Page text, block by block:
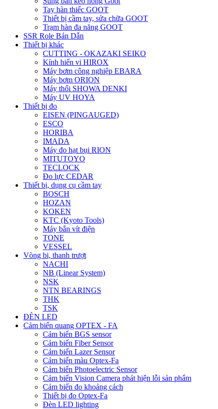
Tay hàn thiếc GOOT
Thiết bị cầm tay, sửa chữa GOOT
Trạm hàn đa năng GOOT
SSR Role Bán Dẫn
Thiết bị khác
CUTTING - OKAZAKI SEIKO
Kính hiển vi HIROX
Máy bơm công nghiệp EBARA
Máy bơm ORION
Máy thổi SHOWA DENKI
Máy UV HOYA
Thiết bị đo
EISEN (PINGAUGED)
ESCO
HORIBA
IMADA
Máy đo hạt bụi RION
MITUTOYO
TECLOCK
Đo lực CEDAR
Thiết bị, dụng cụ cầm tay
BOSCH
HOZAN
KOKEN
KTC (Kyoto Tools)
Máy bắn vít điện
TONE
VESSEL
Vòng bi, thanh trượt
NACHI
NB (Linear System)
NSK
NTN BEARINGS
THK
TSK
ĐÈN LED
Cảm biến quang OPTEX - FA
Cảm biến BGS sensor
Cảm biến Fiber Sensor
Cảm biến Lazer Sensor
Cảm biến màu Optex-Fa
Cảm biến Photoelectric Sensor
Cảm biến Vision Camera phát hiện lỗi sản phẩm
Cảm biến đo khoảng cách
Thiết bị đo Optex-Fa
Đèn LED lighting